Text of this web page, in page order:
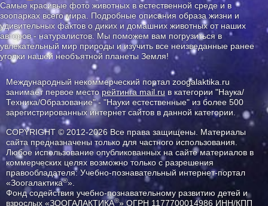
Самые красивые фото животных в естественной среде и в
зоопарках всего мира. Подробные описания образа жизни и
удивительных фактов о диких и домашних животных от наших
авторов - натуралистов. Мы поможем вам погрузиться в
увлекательный мир природы и изучить все неизведанные ранее
уголки нашей необъятной планеты Земля!
Международный некоммерческий портал zoogalaktika.ru
занимает первое месторейтинга mail.ru в категории "Наука/
Техника/Образование" - "Науки естественные" из более 500
зарегистрированных интернет сайтов в данной категории.
COPYRIGHT © 2012-2026 Все права защищены. Материалы
сайта предназначены только для частного использования.
Любое использование опубликованных на сайте материалов в
коммерческих целях возможно только с разрешения
правообладателя: Учебно-познавательный интернет-портал
«Зоогалактика®».
Фонд содействия учебно-познавательному развитию детей и
взрослых «ЗООГАЛАКТИКА®» ОГРН 1177700014986 ИНН/КПП